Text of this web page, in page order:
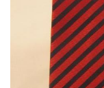
Cele mai noi
Cele mai vandute
Cele mai votate
Cu video